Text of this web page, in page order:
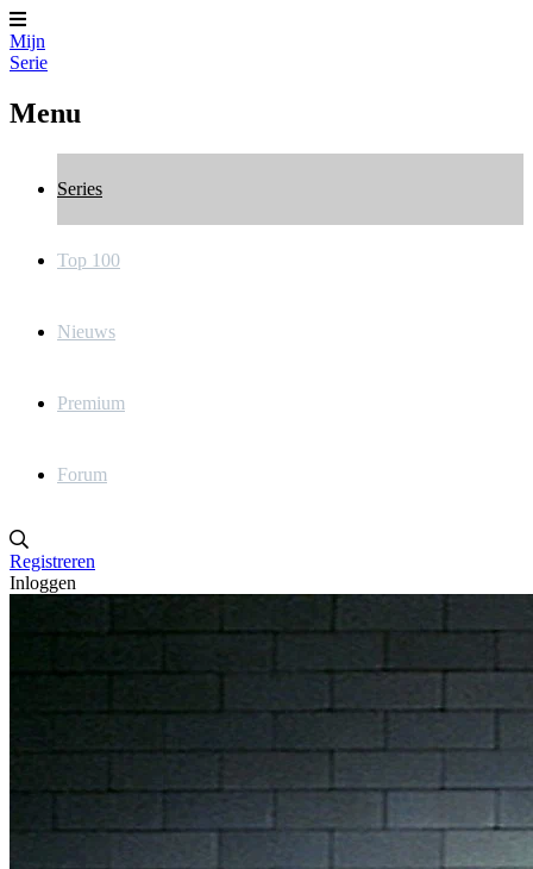
Mijn
Serie
Menu
Series
Top 100
Nieuws
Premium
Forum
Registreren
Inloggen